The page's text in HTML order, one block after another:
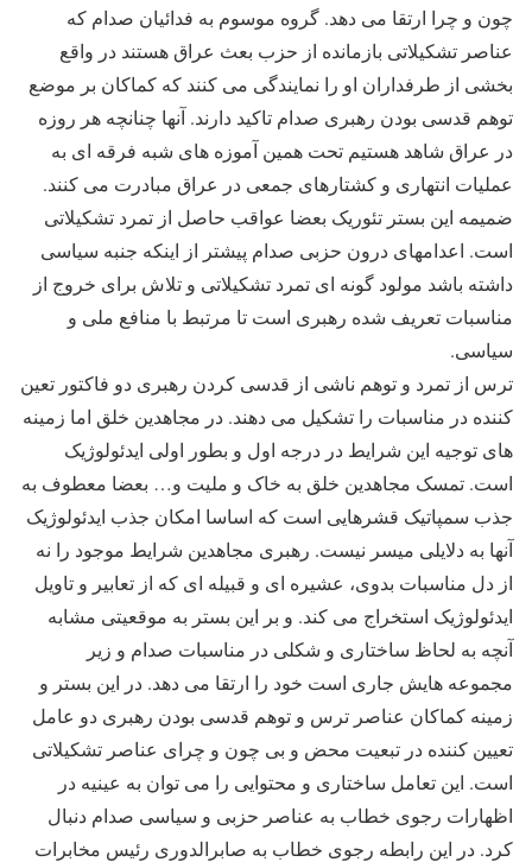
چون و چرا ارتقا می دهد. گروه موسوم به فدائیان صدام که
عناصر تشکیلاتی بازمانده از حزب بعث عراق هستند در واقع
بخشی از طرفداران او را نمایندگی می کنند که کماکان بر موضع
توهم قدسی بودن رهبری صدام تاکید دارند. آنها چنانچه هر روزه
در عراق شاهد هستیم تحت همین آموزه های شبه فرقه ای به
عملیات انتهاری و کشتارهای جمعی در عراق مبادرت می کنند.
ضمیمه این بستر تئوریک بعضا عواقب حاصل از تمرد تشکیلاتی
است. اعدامهای درون حزبی صدام پیشتر از اینکه جنبه سیاسی
داشته باشد مولود گونه ای تمرد تشکیلاتی و تلاش برای خروج از
مناسبات تعریف شده رهبری است تا مرتبط با منافع ملی و
سیاسی.
ترس از تمرد و توهم ناشی از قدسی کردن رهبری دو فاکتور تعین
کننده در مناسبات را تشکیل می دهند. در مجاهدین خلق اما زمینه
های توجیه این شرایط در درجه اول و بطور اولی ایدئولوژیک
است. تمسک مجاهدین خلق به خاک و ملیت و… بعضا معطوف به
جذب سمپاتیک قشرهایی است که اساسا امکان جذب ایدئولوژیک
آنها به دلایلی میسر نیست. رهبری مجاهدین شرایط موجود را نه
از دل مناسبات بدوی، عشیره ای و قبیله ای که از تعابیر و تاویل
ایدئولوژیک استخراج می کند. و بر این بستر به موقعیتی مشابه
آنچه به لحاظ ساختاری و شکلی در مناسبات صدام و زیر
مجموعه هایش جاری است خود را ارتقا می دهد. در این بستر و
زمینه کماکان عناصر ترس و توهم قدسی بودن رهبری دو عامل
تعیین کننده در تبعیت محض و بی چون و چرای عناصر تشکیلاتی
است. این تعامل ساختاری و محتوایی را می توان به عینیه در
اظهارات رجوی خطاب به عناصر حزبی و سیاسی صدام دنبال
کرد. در این رابطه رجوی خطاب به صابرالدوری رئیس مخابرات